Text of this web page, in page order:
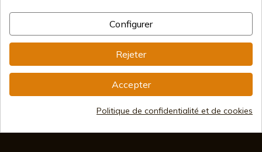
Méthodes de paiement
sécurisées
Expédition internationale
Configurer
Rejeter
Accepter
Politique de confidentialité et de cookies